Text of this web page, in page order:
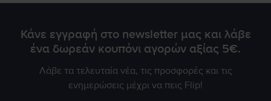
Κάνε εγγραφή στο newsletter μας και λάβε
ένα δωρεάν κουπόνι αγορών αξίας 5€.
Λάβε τα τελευταία νέα, τις προσφορές και τις
ενημερώσεις μέχρι να πεις Flip!